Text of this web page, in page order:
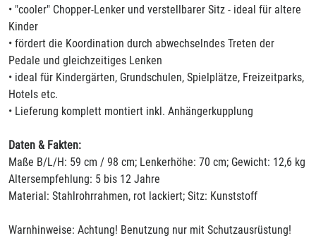
• "cooler" Chopper-Lenker und verstellbarer Sitz - ideal für altere
Kinder
• fördert die Koordination durch abwechselndes Treten der
Pedale und gleichzeitiges Lenken
• ideal für Kindergärten, Grundschulen, Spielplätze, Freizeitparks,
Hotels etc.
• Lieferung komplett montiert inkl. Anhängerkupplung
Daten & Fakten:
Maße B/L/H: 59 cm / 98 cm; Lenkerhöhe: 70 cm; Gewicht: 12,6 kg
Altersempfehlung: 5 bis 12 Jahre
Material: Stahlrohrrahmen, rot lackiert; Sitz: Kunststoff
Warnhinweise: Achtung! Benutzung nur mit Schutzausrüstung!